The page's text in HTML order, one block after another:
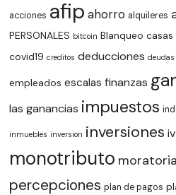
acciones afip ahorro alquileres
PERSONALES bitcoin Blanqueo
covid19 creditos deducciones deudas
empleados escalas finanzas
las ganancias impuestos
inmuebles inversion inversiones
monotributo moratoria
percepciones plan de pagos